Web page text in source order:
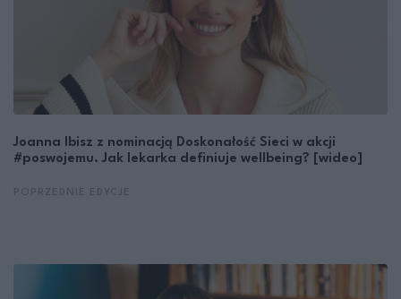
Joanna Ibisz z nominacją Doskonałość Sieci w akcji
#poswojemu. Jak lekarka definiuje wellbeing? [wideo]